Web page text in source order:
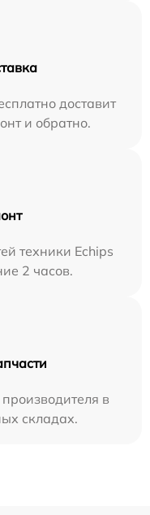
доставит
и обратно.
техники Echips
2 часов.
в
складах.